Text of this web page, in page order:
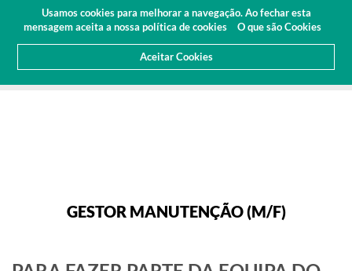
Usamos cookies para melhorar a navegação. Ao fechar esta
mensagem aceita a nossa política de cookies
O que são Cookies
Aceitar Cookies
Área Cliente
Orçamento(0)
GESTOR MANUTENÇÃO (M/F)